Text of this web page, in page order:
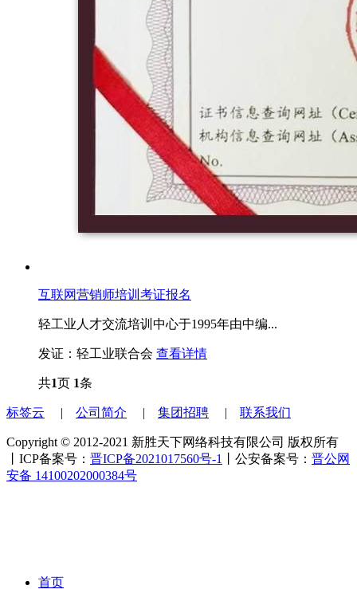
互联网营销师培训考证报名
轻工业人才交流培训中心于1995年由中编...
发证：轻工业联合会 查看详情
共1页 1条
标签云 | 公司简介 | 集团招聘 | 联系我们
Copyright © 2012-2021 新胜天下网络科技有限公司 版权所有
丨ICP备案号： 晋ICP备2021017560号-1 丨公安备案号： 晋公网
安备 14100202000384号
首页